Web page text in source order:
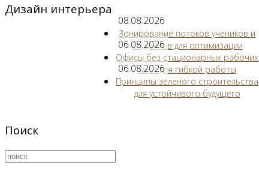
Дизайн интерьера
08.08.2026
Зонирование потоков учеников и
студентов для оптимизации
06.08.2026
Офисы без стационарных рабочих
мест для гибкой работы
06.08.2026
Принципы зеленого строительства
для устойчивого будущего
Поиск